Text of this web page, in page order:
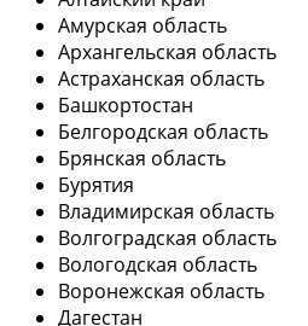
Амурская область
Архангельская область
Астраханская область
Башкортостан
Белгородская область
Брянская область
Бурятия
Владимирская область
Волгоградская область
Вологодская область
Воронежская область
Дагестан